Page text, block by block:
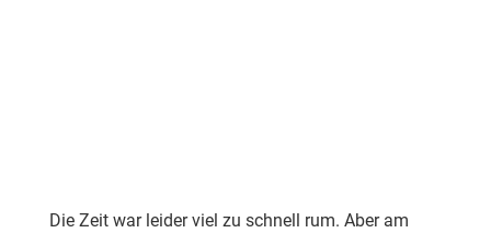
Die Zeit war leider viel zu schnell rum. Aber am